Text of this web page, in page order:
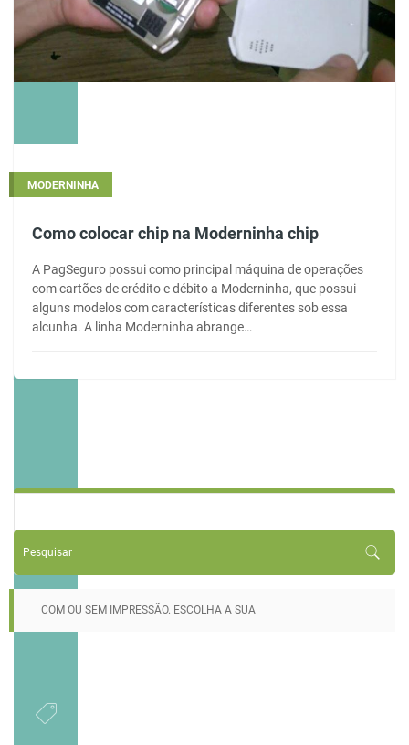
MODERNINHA
Como colocar chip na Moderninha chip
A PagSeguro possui como principal máquina de operações
com cartões de crédito e débito a Moderninha, que possui
alguns modelos com características diferentes sob essa
alcunha. A linha Moderninha abrange…
COM OU SEM IMPRESSÃO. ESCOLHA A SUA